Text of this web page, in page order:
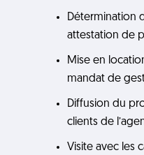
Détermination
attestation de
Mise en
mandat de
Diffusion du
clients de
Visite avec les